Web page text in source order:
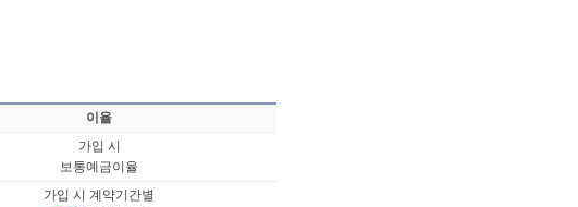
이율
가입 시
보통예금이율
가입 시 계약기간별